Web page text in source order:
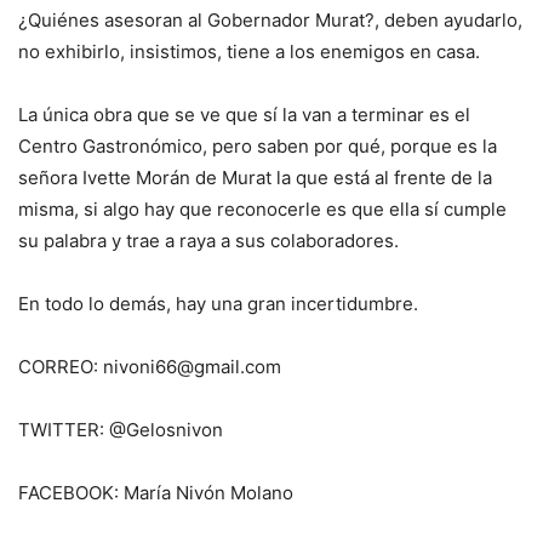
¿Quiénes asesoran al Gobernador Murat?, deben ayudarlo,
no exhibirlo, insistimos, tiene a los enemigos en casa.
La única obra que se ve que sí la van a terminar es el
Centro Gastronómico, pero saben por qué, porque es la
señora Ivette Morán de Murat la que está al frente de la
misma, si algo hay que reconocerle es que ella sí cumple
su palabra y trae a raya a sus colaboradores.
En todo lo demás, hay una gran incertidumbre.
CORREO: nivoni66@gmail.com
TWITTER: @Gelosnivon
FACEBOOK: María Nivón Molano